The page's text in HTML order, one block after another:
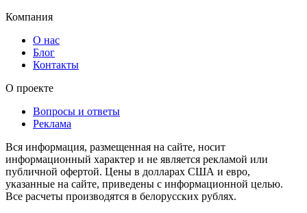
Компания
О нас
Блог
Контакты
О проекте
Вопросы и ответы
Реклама
Вся информация, размещенная на сайте, носит
информационный характер и не является рекламой или
публичной офертой. Цены в долларах США и евро,
указанные на сайте, приведены с информационной целью.
Все расчеты производятся в белорусских рублях.